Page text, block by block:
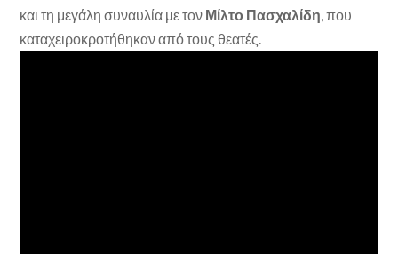
και τη μεγάλη συναυλία με τον Μίλτο Πασχαλίδη , που
καταχειροκροτήθηκαν από τους θεατές.